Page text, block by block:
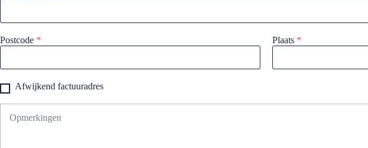
Postcode * Plaats *
Afwijkend factuuradres